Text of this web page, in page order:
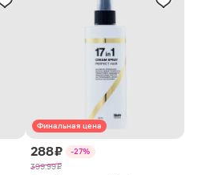
Финальная цена
288 ₽
-27%
399.99 ₽